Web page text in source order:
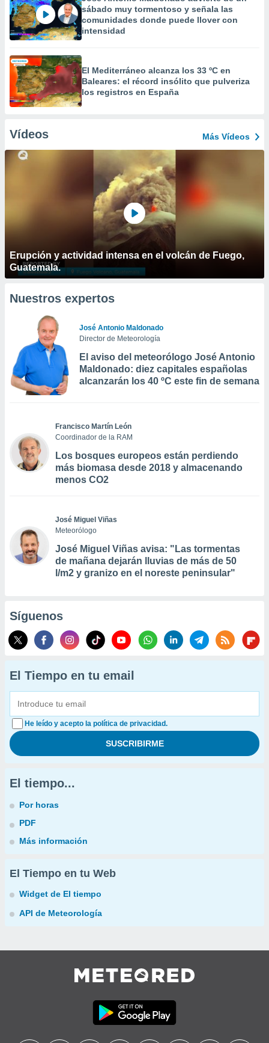
sábado muy tormentoso y señala las
comunidades donde puede llover con
intensidad
El Mediterráneo alcanza los 33 ºC en
Baleares: el récord insólito que pulveriza
los registros en España
Vídeos Más Vídeos
Erupción y actividad intensa en el volcán de Fuego,
Guatemala.
Nuestros expertos
José Antonio Maldonado
Director de Meteorología
El aviso del meteorólogo José Antonio
Maldonado: diez capitales españolas
alcanzarán los 40 ºC este fin de semana
Francisco Martín León
Coordinador de la RAM
Los bosques europeos están perdiendo
más biomasa desde 2018 y almacenando
menos CO2
José Miguel Viñas
Meteorólogo
José Miguel Viñas avisa: "Las tormentas
de mañana dejarán lluvias de más de 50
l/m2 y granizo en el noreste peninsular"
Síguenos
El Tiempo en tu email
He leído y acepto la política de privacidad.
El tiempo...
Por horas
PDF
Más información
El Tiempo en tu Web
Widget de El tiempo
API de Meteorología